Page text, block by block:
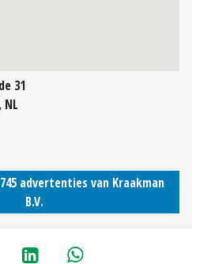
31
NL
advertenties van Kraakman
B.V.